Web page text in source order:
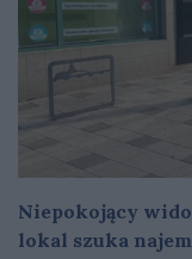
Niepokojący
lokal szuka